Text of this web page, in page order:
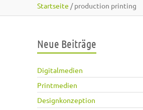
Startseite / production printing
Neue Beiträge
Digitalmedien
Printmedien
Designkonzeption